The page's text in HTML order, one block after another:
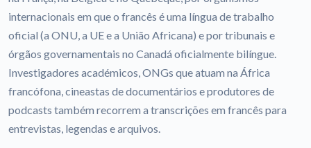
internacionais em que o francês é uma língua de trabalho
oficial (a ONU, a UE e a União Africana) e por tribunais e
órgãos governamentais no Canadá oficialmente bilíngue.
Investigadores académicos, ONGs que atuam na África
francófona, cineastas de documentários e produtores de
podcasts também recorrem a transcrições em francês para
entrevistas, legendas e arquivos.